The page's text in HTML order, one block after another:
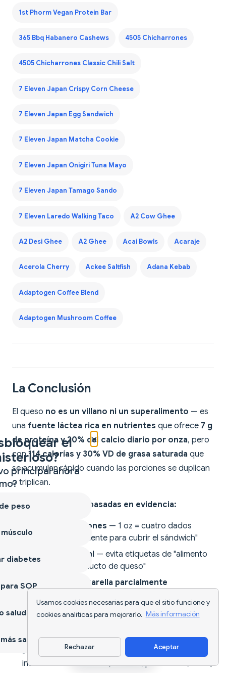
Usamos cookies necesarias para que el sitio funcione y
cookies analíticas para mejorarlo. Más información
Rechazar Aceptar
1st Phorm Vegan Protein Bar
365 Bbq Habanero Cashews 4505 Chicharrones
4505 Chicharrones Classic Chili Salt
7 Eleven Japan Crispy Corn Cheese
7 Eleven Japan Egg Sandwich
7 Eleven Japan Matcha Cookie
7 Eleven Japan Onigiri Tuna Mayo
7 Eleven Japan Tamago Sando
7 Eleven Laredo Walking Taco A2 Cow Ghee
A2 Desi Ghee A2 Ghee Acai Bowls Acaraje
Acerola Cherry Ackee Saltfish Adana Kebab
Adaptogen Coffee Blend
Adaptogen Mushroom Coffee
La Conclusión
El queso no es un villano ni un superalimento — es
una fuente láctea rica en nutrientes que ofrece 7 g
de proteína y 20% del calcio diario por onza, pero
con114 calorías y 30% VD de grasa saturada que
se acumulan rápido cuando las porciones se duplican
o triplican.
Recomendaciones basadas en evidencia:
Mide las porciones — 1 oz = cuatro dados
apilados, no "suficiente para cubrir el sándwich"
✅ Elige queso real — evita etiquetas de "alimento
de queso" o "producto de queso"
✅Opta por mozzarella parcialmente
para moderar respuesta de azúcar en sangre
✅
Considera variedades curadas si eres
intolerante a la lactosa (cheddar, parmesano, suizo)
Descargar app
×
el
principal ahora
peso
diabetes
SOP
saludable
sano